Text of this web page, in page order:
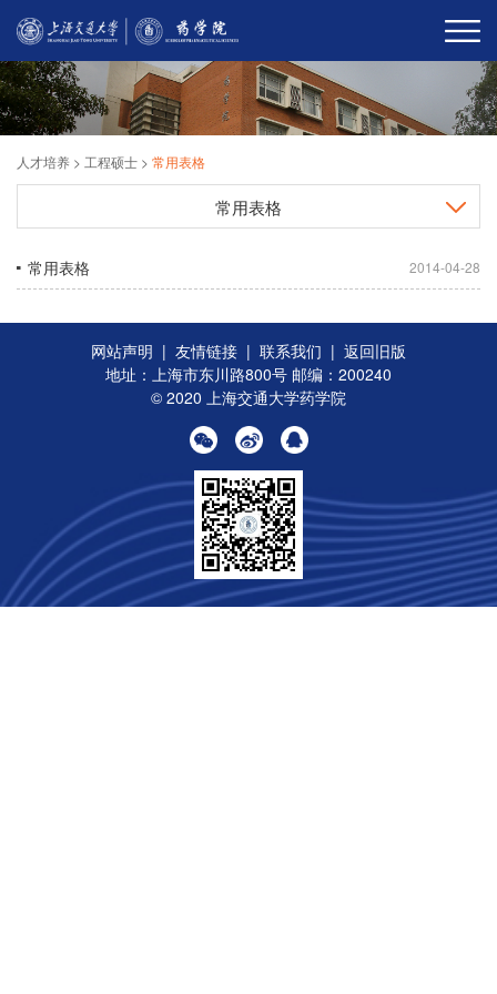
人才培养 > 工程硕士 > 常用表格
常用表格
常用表格 2014-04-28
网站声明 | 友情链接 | 联系我们 | 返回旧版
地址：上海市东川路800号 邮编：200240
© 2020 上海交通大学药学院